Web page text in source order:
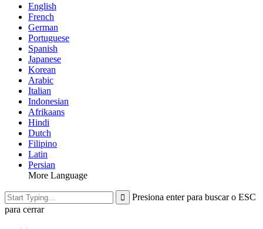
English
French
German
Portuguese
Spanish
Japanese
Korean
Arabic
Italian
Indonesian
Afrikaans
Hindi
Dutch
Filipino
Latin
Persian
More Language
Presiona enter para buscar o ESC
para cerrar